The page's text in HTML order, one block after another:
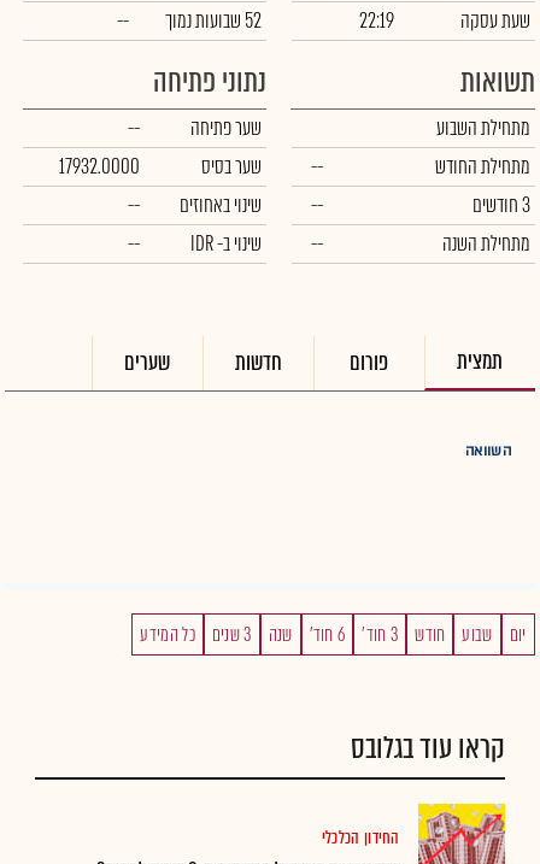
תמצית פורום חדשות שערים
השוואה
יום שבוע חודש 3 חוד' 6 חוד' שנה 3 שנים כל המידע
שעת עסקה
22:19
52 שבועות נמוך
--
תשואות
מתחילת השבוע
מתחילת החודש
--
3 חודשים
--
מתחילת השנה
--
נתוני פתיחה
שער פתיחה
--
שער בסיס
17932.0000
שינוי באחוזים
--
שינויב- IDR --
קראו עוד בגלובס
החידון הכלכלי